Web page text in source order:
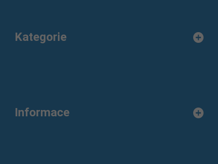
Kategorie
Informace